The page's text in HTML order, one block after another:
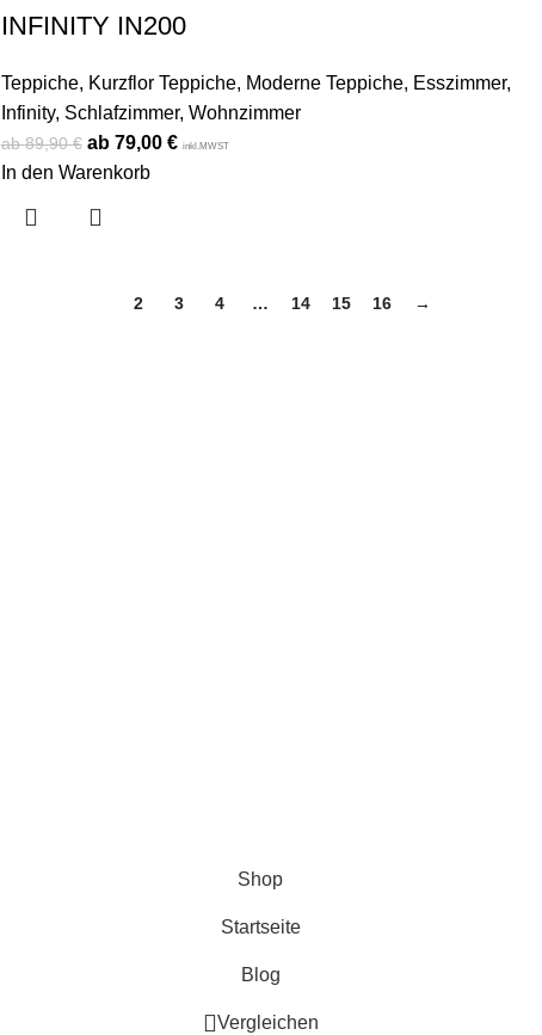
INFINITY IN200
Teppiche, Kurzflor Teppiche, Moderne Teppiche, Esszimmer,
Infinity, Schlafzimmer, Wohnzimmer
89,90€ 79,00 € inkl.MWST
In den Warenkorb
2 3 4 … 14 15 16 →
Shop
Startseite
Blog
Vergleichen